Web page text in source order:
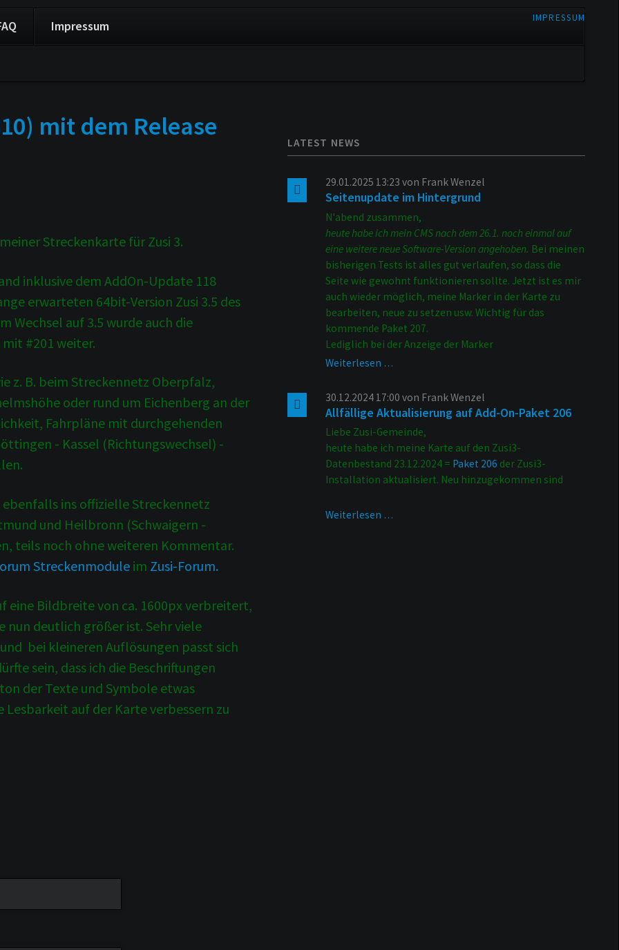
NAVIGATION
IMPRESSUM
überspringen
Impressum
mit dem Release
Streckenkarte für Zusi 3.
inklusive dem AddOn-Update 118
erwarteten 64bit-Version Zusi 3.5 des
Wechsel auf 3.5 wurde auch die
#201 weiter.
z. B. beim Streckennetz Oberpfalz,
oder rund um Eichenberg an der
Fahrpläne mit durchgehenden
- Kassel (Richtungswechsel) -
ins offizielle Streckennetz
und Heilbronn (Schwaigern -
teils noch ohne weiteren Kommentar.
Streckenmodule im Zusi-Forum.
eine Bildbreite von ca. 1600px verbreitert,
nun deutlich größer ist. Sehr viele
bei kleineren Auflösungen passt sich
sein, dass ich die Beschriftungen
der Texte und Symbole etwas
auf der Karte verbessern zu
LATEST NEWS
29.01.2025 13:23 von Frank Wenzel
Seitenupdate im Hintergrund
N'abend zusammen,
heute habe ich mein CMS nach dem 26.1. noch einmal auf
eine weitere neue Software-Version angehoben. Bei meinen
bisherigen Tests ist alles gut verlaufen, so dass die
Seite wie gewohnt funktionieren sollte. Jetzt ist es mir
auch wieder möglich, meine Marker in der Karte zu
bearbeiten, neue zu setzen usw. Wichtig für das
kommende Paket 207.
Lediglich bei der Anzeige der Marker
Weiterlesen …
Hintergrund
30.12.2024 17:00 von Frank Wenzel
Allfällige Aktualisierung auf Add-On-Paket 206
Liebe Zusi-Gemeinde,
heute habe ich meine Karte auf den Zusi3-
Datenbestand 23.12.2024 = Paket 206 der Zusi3-
Installation aktualisiert. Neu hinzugekommen sind
Weiterlesen …